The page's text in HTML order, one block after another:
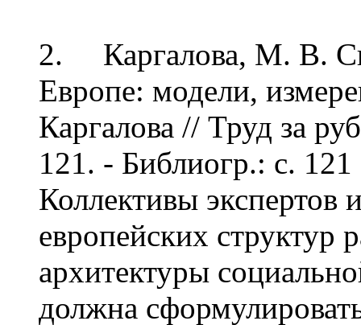
2. Каргалова, М. В.
Европе: модели,
Каргалова // Труд за
121. - Библиогр.: с.
Коллективы экспертов
европейских структур
архитектуры
должна